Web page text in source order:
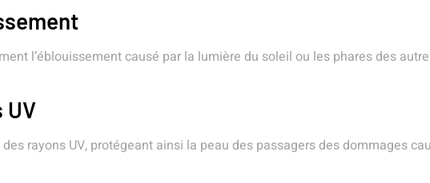
l’éblouissement causé par la lumière du soleil ou les phares des
rayons UV, protégeant ainsi la peau des passagers des dommages